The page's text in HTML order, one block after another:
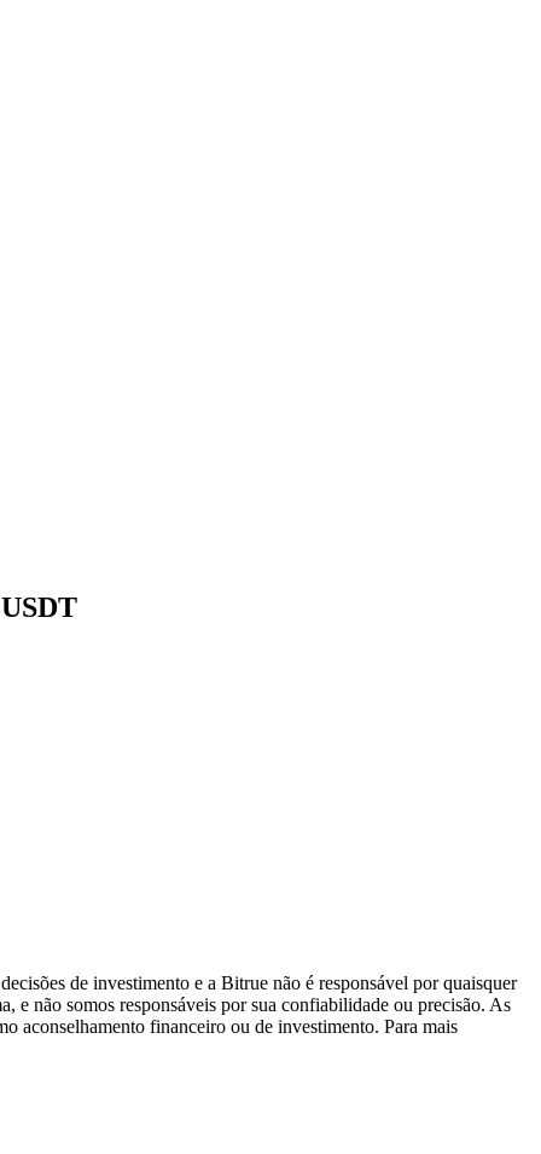
de investimento e a Bitrue não é responsável por quaisquer
e não somos responsáveis por sua confiabilidade ou precisão. As
aconselhamento financeiro ou de investimento. Para mais